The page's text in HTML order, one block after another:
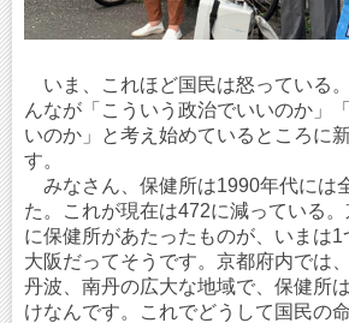
いま、これほど国民は怒っている
んなが「こういう政治でいいのか」
いのか」と考え始めているところに
す。
みなさん、保健所は1990年代には
た。これが現在は472に減っている
に保健所があたったものが、いまは1
大阪だってそうです。京都府内では
丹波、南丹の広大な地域で、保健所
けなんです。これでどうして国民の